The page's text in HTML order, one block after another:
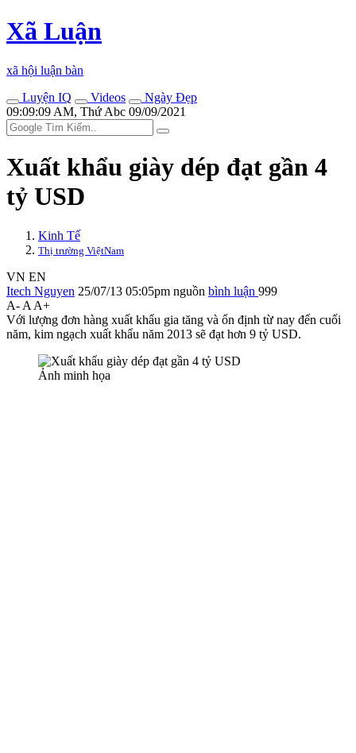
Xã Luận
xã hội luận bàn
Luyện IQ
Videos
Ngày Đẹp
09:09:09 AM, Thứ Abc 09/09/2021
Xuất khẩu giày dép đạt gần 4
tỷ USD
Kinh Tế
Thị trường ViệtNam
VN EN
Itech Nguyen 25/07/13 05:05pm nguồn bình luận 999
A- A A+
Với lượng đơn hàng xuất khẩu gia tăng và ổn định từ nay đến cuối
năm, kim ngạch xuất khẩu năm 2013 sẽ đạt hơn 9 tỷ USD.
Ảnh minh họa